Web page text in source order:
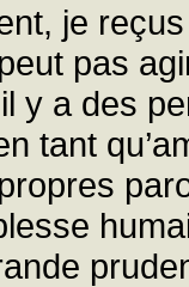
je
pas
y a des
tant